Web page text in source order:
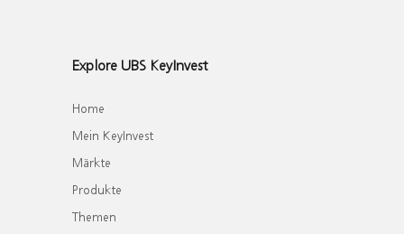
Explore UBS KeyInvest
Home
Mein KeyInvest
Märkte
Produkte
Themen